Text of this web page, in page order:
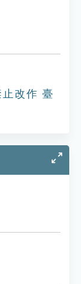
改作 臺